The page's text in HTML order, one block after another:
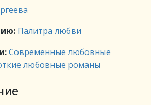
Палитра любви
Современные любовные
любовные романы